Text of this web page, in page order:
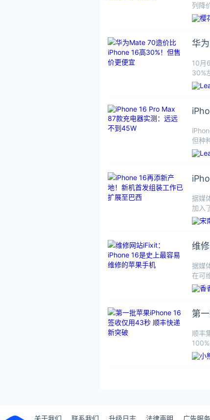
列降
华
10月
30%
但种
据媒
加入
维
据媒
在可
第
顺丰
服务
关于我们 联系我们 升级日志 法律声明 广告服务